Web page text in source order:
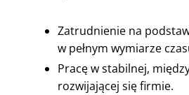
Zatrudnienie na
w pełnym wymiarze
Pracę w stabilnej,
rozwijającej się firmie.